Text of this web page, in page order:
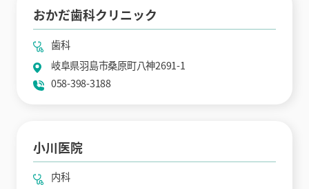
おかだ歯科クリニック
歯科
岐阜県羽島市桑原町八神2691-1
058-398-3188
小川医院
内科